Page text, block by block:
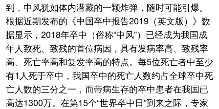
到，中风犹如体内潜藏的一颗炸弹，随时可能引爆。
根据近期发布的《中国卒中报告2019（英文版）》数
据显示，2018年卒中（俗称“中风”）已经成为我国成
年人致死、致残的首位病因，具有发病率高、致残率
高、死亡率高和复发率高的特点。每5位死亡者中至少
有1人死于卒中，我国卒中的死亡人数约占全球卒中死
亡人数的三分之一，而带病生存的卒中患者在我国已
高达1300万。在第15个“世界卒中日”到来之际，专家